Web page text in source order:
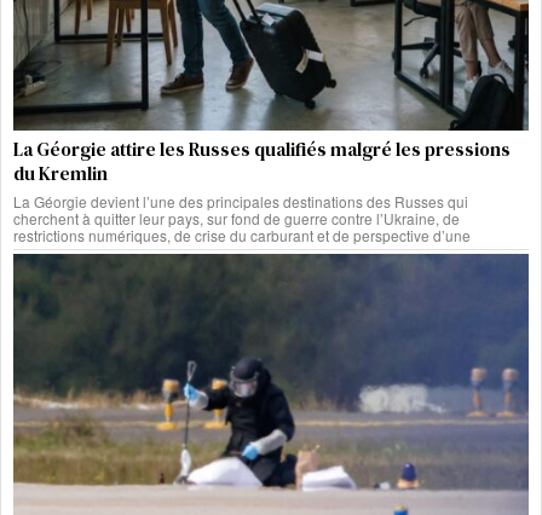
La Géorgie attire les Russes qualifiés malgré les pressions
du Kremlin
La Géorgie devient l’une des principales destinations des Russes qui
cherchent à quitter leur pays, sur fond de guerre contre l’Ukraine, de
restrictions numériques, de crise du carburant et de perspective d’une